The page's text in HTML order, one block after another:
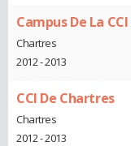
Campus De La
Chartres
2012 - 2013
CCI De Chartres
Chartres
2012 - 2013